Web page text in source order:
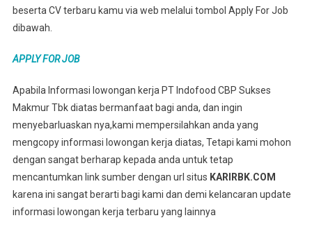
beserta CV terbaru kamu via web melalui tombol Apply For Job
dibawah.
APPLY FOR JOB
Apabila Informasi lowongan kerja PT Indofood CBP Sukses
Makmur Tbk diatas bermanfaat bagi anda, dan ingin
menyebarluaskan nya,kami mempersilahkan anda yang
mengcopy informasi lowongan kerja diatas, Tetapi kami mohon
dengan sangat berharap kepada anda untuk tetap
mencantumkan link sumber dengan url situs KARIRBK.COM
karena ini sangat berarti bagi kami dan demi kelancaran update
informasi lowongan kerja terbaru yang lainnya